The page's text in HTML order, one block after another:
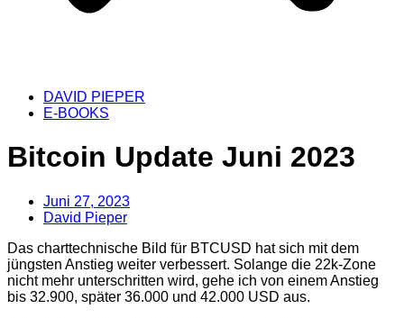
DAVID PIEPER
E-BOOKS
Bitcoin Update Juni 2023
Juni 27, 2023
David Pieper
Das charttechnische Bild für BTCUSD hat sich mit dem
jüngsten Anstieg weiter verbessert. Solange die 22k-Zone
nicht mehr unterschritten wird, gehe ich von einem Anstieg
bis 32.900, später 36.000 und 42.000 USD aus.